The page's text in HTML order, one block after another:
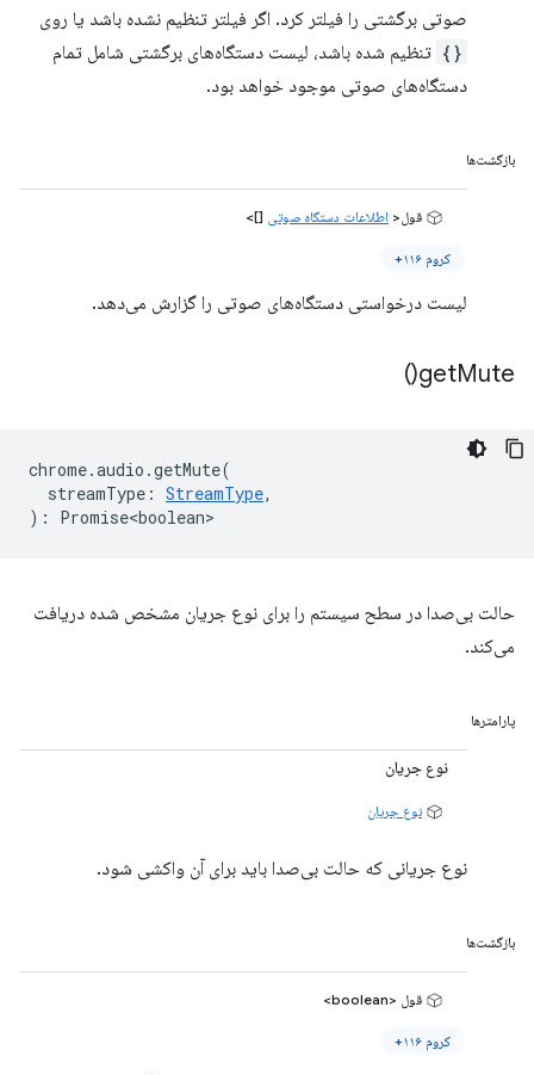
صوتی برگشتی را فیلتر کرد. اگر فیلتر تنظیم نشده باشد یا روی
{} تنظیم شده باشد، لیست دستگاه‌های برگشتی شامل تمام
دستگاه‌های صوتی موجود خواهد بود.
بازگشت‌ها
قول< اطلاعات دستگاه صوتی []>
کروم ۱۱۶+
لیست درخواستی دستگاه‌های صوتی را گزارش می‌دهد.
getMute(
)
chrome.audio .getMute(
streamType : StreamType,
) : Promise<boolean>
حالت بی‌صدا در سطح سیستم را برای نوع جریان مشخص شده دریافت
می‌کند.
پارامترها
نوع جریان
نوع جریان
نوع جریانی که حالت بی‌صدا باید برای آن واکشی شود.
بازگشت‌ها
قول <boolean>
کروم ۱۱۶+